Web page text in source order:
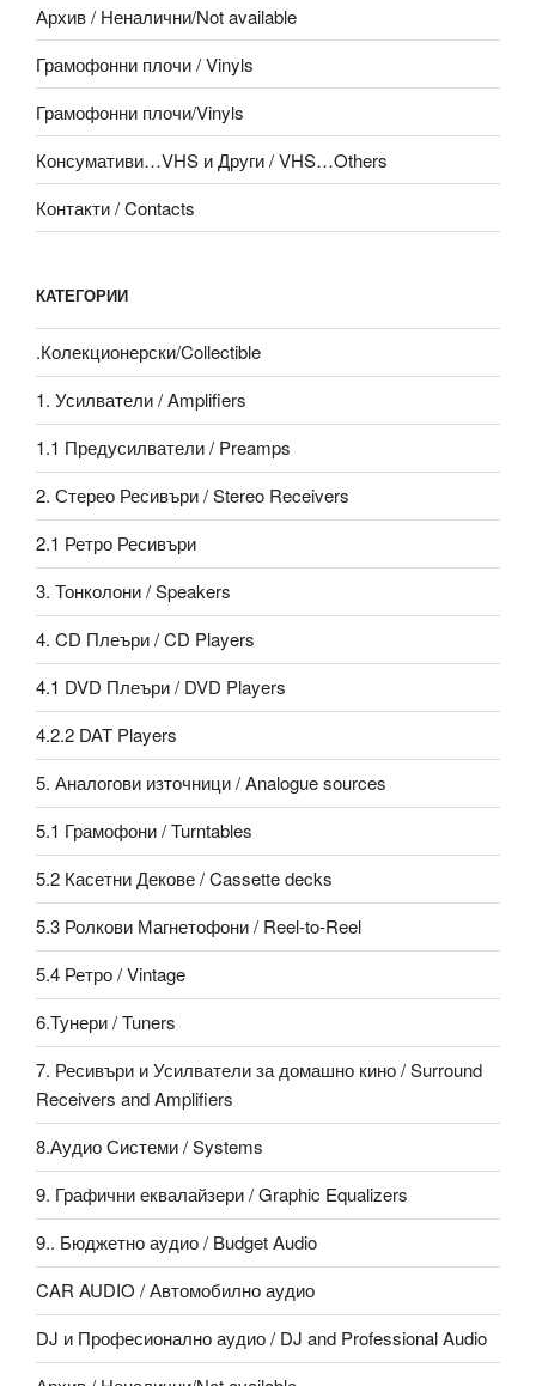
Архив / Неналични/Not available
Грамофонни плочи / Vinyls
Грамофонни плочи/Vinyls
Консумативи…VHS и Други / VHS…Others
Контакти / Contacts
КАТЕГОРИИ
.Колекционерски/Collectible
1. Усилватели / Amplifiers
1.1 Предусилватели / Preamps
2. Стерео Ресивъри / Stereo Receivers
2.1 Ретро Ресивъри
3. Тонколони / Speakers
4. CD Плеъри / CD Players
4.1 DVD Плеъри / DVD Players
4.2.2 DAT Players
5. Аналогови източници / Analogue sources
5.1 Грамофони / Turntables
5.2 Касетни Декове / Cassette decks
5.3 Ролкови Магнетофони / Reel-to-Reel
5.4 Ретро / Vintage
6.Тунери / Tuners
7. Ресивъри и Усилватели за домашно кино / Surround
Receivers and Amplifiers
8.Аудио Системи / Systems
9. Графични еквалайзери / Graphic Equalizers
9.. Бюджетно аудио / Budget Audio
CAR AUDIO / Автомобилно аудио
DJ и Професионално аудио / DJ and Professional Audio